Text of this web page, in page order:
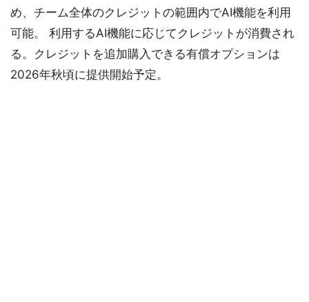
め、チーム全体のクレジットの範囲内でAI機能を利用
可能。 利用するAI機能に応じてクレジットが消費され
る。クレジットを追加購入できる有償オプションは
2026年秋頃に提供開始予定。